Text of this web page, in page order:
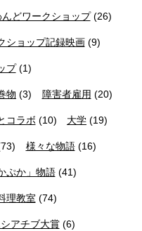
んどワークショップ(26)
ショップ記録映画(9)
プ(1)
物 (3) 障害者雇用 (20)
コラボ (10) 大学 (19)
様々な物語(16)
ぷか」物語(41)
理教室 (74)
アチブ大賞(6)